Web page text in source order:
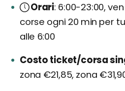
Orari 6:00-23:00,
corse ogni 20 min per
alle 6:00
Costo ticket/corsa
zona €21,85, zona